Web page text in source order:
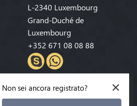
L-2340 Luxembourg
Grand-Duché de
Luxembourg
+352 671 08 08 88
×
Non sei ancora registrato?